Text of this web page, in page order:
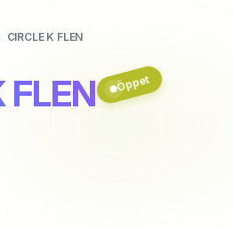
CIRCLE K FLEN
FLEN Öppet